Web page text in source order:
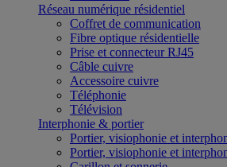
Réseau numérique résidentiel
Coffret de communication
Fibre optique résidentielle
Prise et connecteur RJ45
Câble cuivre
Accessoire cuivre
Téléphonie
Télévision
Interphonie & portier
Portier, visiophonie et
Portier, visiophonie et